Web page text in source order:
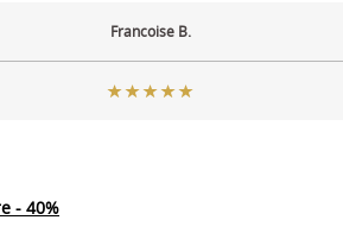
Francoise B.
- 40%